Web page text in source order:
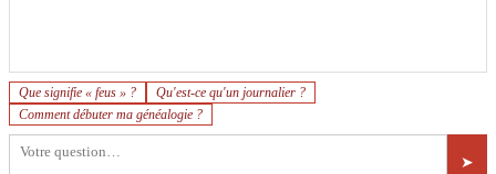
Que signifie « feus » ?
Qu'est-ce qu'un journalier ?
Comment débuter ma généalogie ?
➤